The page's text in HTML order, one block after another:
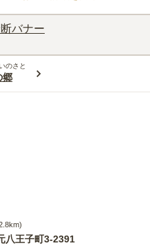
で、歩きやすい作りとなっています。
る寺。坂を下ると住宅が広がる。他
係の静かな環境。法事の際は、お寺の
。
のさと
郷
)
八王子町3-2391